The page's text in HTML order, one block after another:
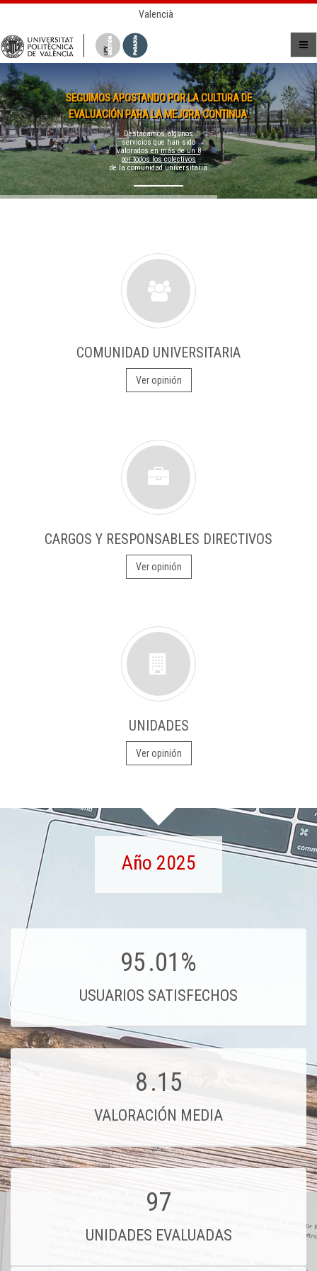
Valencià
SEGUIMOS APOSTANDO POR LA CULTURA DE
EVALUACIÓN PARA LA MEJORA CONTINUA.
Destacamos algunos
servicios que han sido
valorados enmás de un 8
por todos los colectivos
de la comunidad universitaria
COMUNIDAD UNIVERSITARIA
Ver opinión
CARGOS Y RESPONSABLES DIRECTIVOS
Ver opinión
UNIDADES
Ver opinión
Año 2025
95.01%
USUARIOS SATISFECHOS
8.15
VALORACIÓN MEDIA
97
UNIDADES EVALUADAS